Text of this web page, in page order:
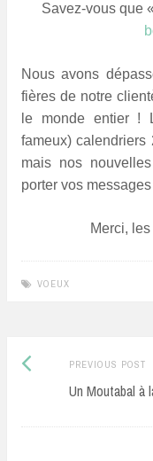
Savez-vous que
Nous avons
fières de notre
le monde entier !
fameux)
mais nos
porter vos messages
Merci, les
VOEUX
Post
navigation
PREVIOUS POST
Un Moutabal à